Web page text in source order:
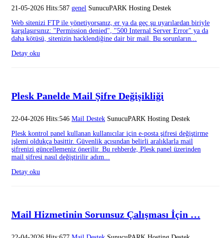
21-05-2026 Hits:587 genel SunucuPARK Hosting Destek
Web sitenizi FTP ile yönetiyorsanız, er ya da geç şu uyarılardan biriyle
karşılaşırsınız: "Permission denied", "500 Internal Server Error" ya da
daha kötüsü, sitenizin hacklendiğine dair bir mail. Bu sorunların...
Detay oku
Plesk Panelde Mail Şifre Değişikliği
22-04-2026 Hits:546 Mail Destek SunucuPARK Hosting Destek
Plesk kontrol panel kullanan kullanıcılar için e-posta şifresi değiştirme
işlemi oldukça basittir. Güvenlik açısından belirli aralıklarla mail
şifrenizi güncellemeniz önerilir. Bu rehberde, Plesk panel üzerinden
mail şifresi nasıl değiştirilir adım...
Detay oku
Mail Hizmetinin Sorunsuz Çalışması İçin …